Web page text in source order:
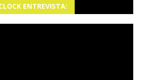
ENTREVISTA: